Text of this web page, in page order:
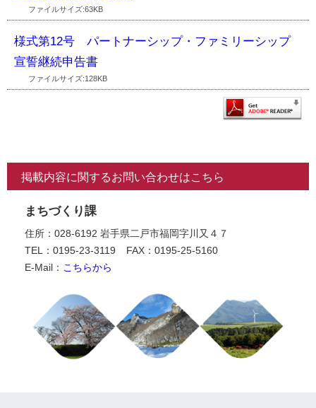
ファイルサイズ:63KB
様式第12号 パートナーシップ・ファミリーシップ
宣誓継続申告書
ファイルサイズ:128KB
掲載内容に関するお問い合わせはこちら
まちづくり課
住所：028-6192 岩手県二戸市福岡字川又４７
TEL：0195-23-3119
FAX：0195-25-5160
E-Mail： こちらから